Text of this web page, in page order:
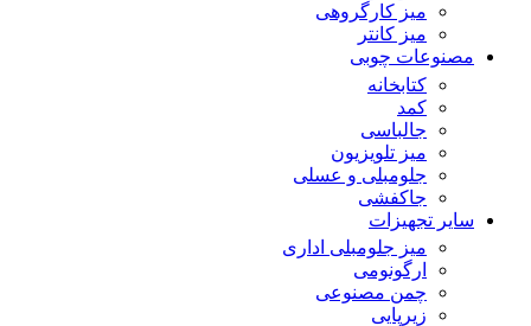
میز کارگروهی
میز کانتر
مصنوعات چوبی
کتابخانه
کمد
جالباسی
میز تلویزیون
جلومبلی و عسلی
جاکفشی
سایر تجهیزات
میز جلومبلی اداری
ارگونومی
چمن مصنوعی
زیرپایی